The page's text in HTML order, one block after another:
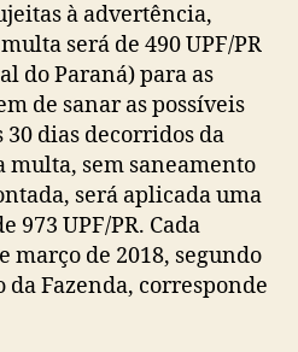
à advertência,
será de 490 UPF/PR
do Paraná) para as
de sanar as possíveis
dias decorridos da
sem saneamento
será aplicada uma
973 UPF/PR. Cada
março de 2018, segundo
da Fazenda, corresponde